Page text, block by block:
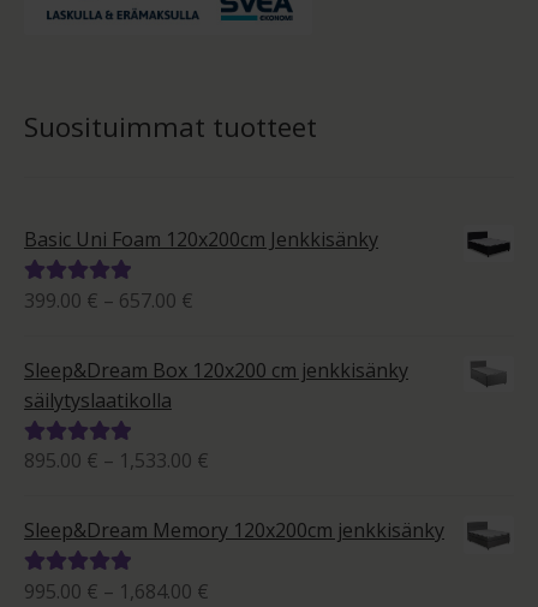
Suosituimmat tuotteet
Basic Uni Foam 120x200cm Jenkkisänky
Arvostelu
399.00 € – 657.00 €
-
657.00 €
Sleep&Dream Box 120x200 cm jenkkisänky
säilytyslaatikolla
Arvostelu
5.00
/ 5
895.00 € – 1,533.00 €
-
1,533.00 €
Sleep&Dream Memory 120x200cm jenkkisänky
Arvostelu
995.00 € – 1,684.00 €